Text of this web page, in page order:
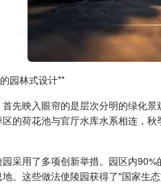
园林式设计**
首先映入眼帘的是层次分明的绿化
的荷花池与官厅水库水系相连，
采用了多项创新举措。园区内
。这些做法使陵园获得了"国家生